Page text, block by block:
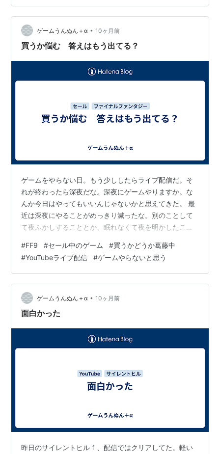
画したのを観るつもりだったけど、もうすぐ配信始まる
し。20時からだっけ。じゃあまだ観る余裕あるな。観な
いけど。 ゲームセンターCXは闘神伝やってた。当時もの
すごいCMやってたような記憶がある…
ゲームうんぬん＋α • 10ヶ月前
買うか悩む 答えはもう出てる？
ゲームをやらない日。もう少ししたらライブ配信だ。そ
れが終わったら深夜だな。深夜にゲームやりますか。な
んか今日はやってもいいんじゃないかと思えてきた。 最
近は深夜にやることがめっきり減ったな。別のことして
て夜ふかしすることとか、眠れなくて夜を明かしたこと
っとだけやったかね。それくらいだね。 配信観た後、飯
のことも考えなきゃだし、ゲームやる前に力尽きて寝て
しまうのでは？などと余計な心配をしてるけど、まあや
りたくなったらやるだけの話で。ごくごく単純なこと。
それよりも今はゲーム買うかどうかで悩んでるわ。でも
このままだと買わずに終わる。それでもいいや、…
#FF9 #セール中のゲーム #買うかどうか葛藤中
#YouTubeライブ配信 #ゲームやらないと思う
ゲームうんぬん＋α • 10ヶ月前
面白かった
昨日のサイレントヒルｆ、配信ではクリアしてた。軽い